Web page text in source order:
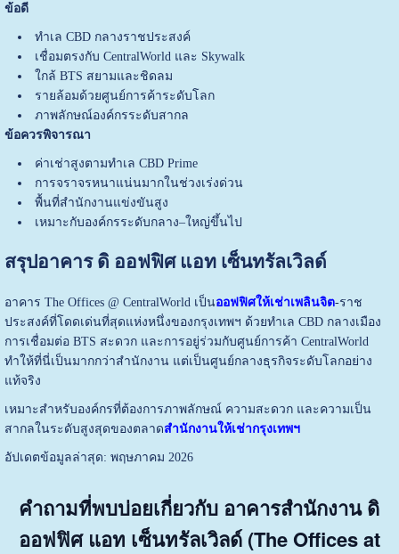
ข้อดี
ทำเล CBD กลางราชประสงค์
เชื่อมตรงกับ CentralWorld และ Skywalk
ใกล้ BTS สยามและชิดลม
รายล้อมด้วยศูนย์การค้าระดับโลก
ภาพลักษณ์องค์กรระดับสากล
ข้อควรพิจารณา
ค่าเช่าสูงตามทำเล CBD Prime
การจราจรหนาแน่นมากในช่วงเร่งด่วน
พื้นที่สำนักงานแข่งขันสูง
เหมาะกับองค์กรระดับกลาง–ใหญ่ขึ้นไป
สรุปอาคาร ดิ ออฟฟิศ แอท เซ็นทรัลเวิลด์
อาคาร The Offices @ CentralWorld เป็นออฟฟิศให้เช่าเพลินจิต-ราช
ประสงค์ที่โดดเด่นที่สุดแห่งหนึ่งของกรุงเทพฯ ด้วยทำเล CBD กลางเมือง
การเชื่อมต่อ BTS สะดวก และการอยู่ร่วมกับศูนย์การค้า CentralWorld
ทำให้ที่นี่เป็นมากกว่าสำนักงาน แต่เป็นศูนย์กลางธุรกิจระดับโลกอย่าง
แท้จริง
เหมาะสำหรับองค์กรที่ต้องการภาพลักษณ์ ความสะดวก และความเป็น
สากลในระดับสูงสุดของตลาดสำนักงานให้เช่ากรุงเทพฯ
อัปเดตข้อมูลล่าสุด: พฤษภาคม 2026
คำถามที่พบบ่อยเกี่ยวกับ อาคารสำนักงาน ดิ
ออฟฟิศ แอท เซ็นทรัลเวิลด์ (The Offices at